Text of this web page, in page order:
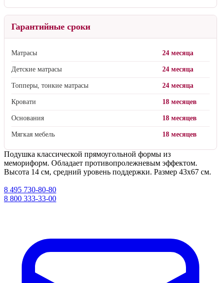
Гарантийные сроки
Матрасы 24 месяца
Детские матрасы 24 месяца
Топперы, тонкие матрасы 24 месяца
Кровати 18 месяцев
Основания 18 месяцев
Мягкая мебель 18 месяцев
Подушка классической прямоугольной формы из
мемориформ. Обладает противопролежневым эффектом.
Высота 14 см, средний уровень поддержки. Размер 43x67 см.
8 495 730-80-80
8 800 333-33-00